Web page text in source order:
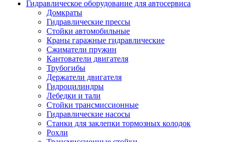
Гидравлическое оборудование для автосервиса
Домкраты
Гидравлические прессы
Стойки автомобильные
Краны гаражные гидравлические
Сжиматели пружин
Кантователи двигателя
Трубогибы
Держатели двигателя
Гидроцилиндры
Лебедки и тали
Стойки трансмиссионные
Гидравлические насосы
Cтанки для заклепки тормозных колодок
Рохли